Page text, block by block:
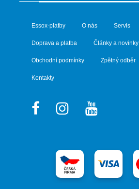
Essox-platby O nás Servis
Doprava a platba Články a novinky
Obchodní podmínky Zpětný odběr
Kontakty